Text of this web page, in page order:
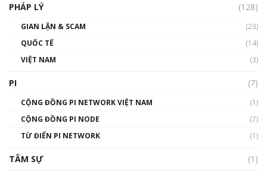
gió ấm
Talkshow 14: MemeCoin – Trò đùa tỷ đô
01:29:26
PHÁP LÝ
(128)
GIAN LẬN & SCAM
(23)
QUỐC TẾ
(14)
VIỆT NAM
(3)
PI (7)
CỘNG ĐỒNG PI NETWORK VIỆT NAM
(1)
CỘNG ĐỒNG PI NODE
(7)
TỪ ĐIỂN PI NETWORK
(1)
TÂM SỰ
(1)